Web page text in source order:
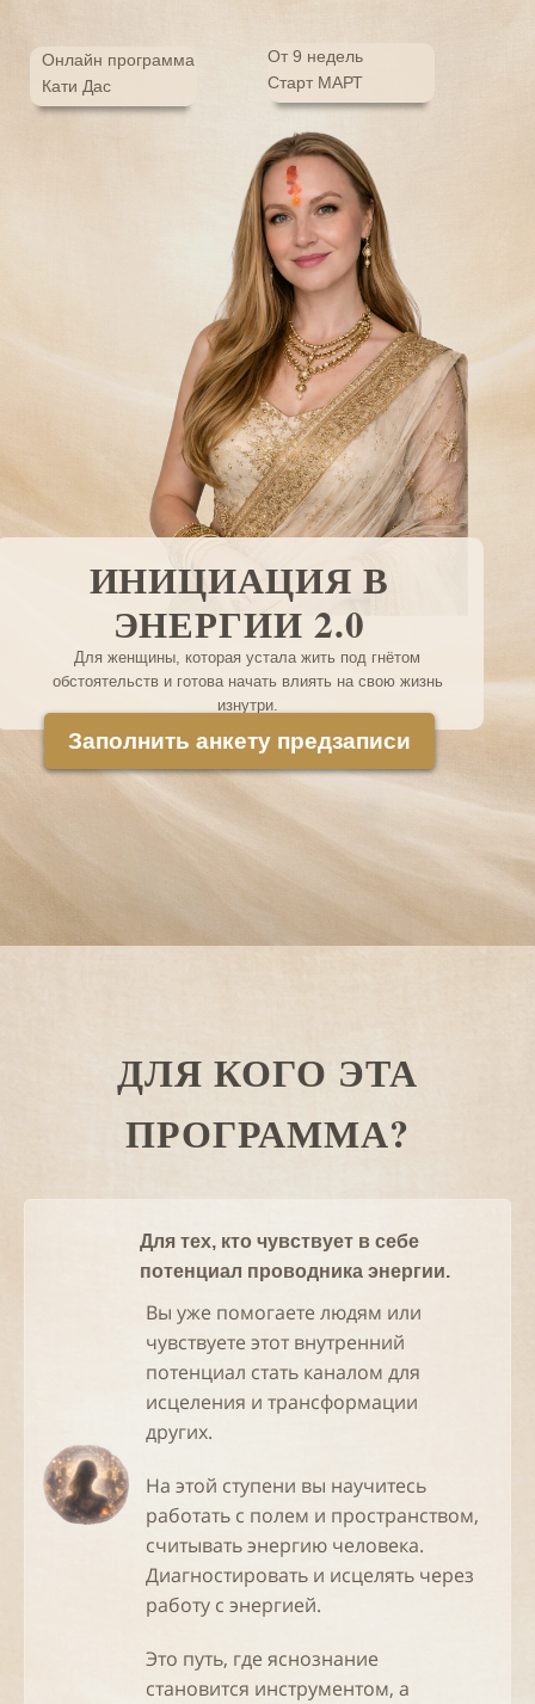
ИНИЦИАЦИЯ В
ЭНЕРГИИ 2.0
От 9 недель
Старт МАРТ
Онлайн программа
Кати Дас
Для женщины, которая устала жить под гнётом
обстоятельств и готова начать влиять на свою жизнь
изнутри.
Заполнить анкету предзаписи
ДЛЯ КОГО ЭТА
ПРОГРАММА?
Для тех, кто чувствует в себе
потенциал проводника энергии.
Вы уже помогаете людям или
чувствуете этот внутренний
потенциал стать каналом для
исцеления и трансформации
других.
На этой ступени вы научитесь
работать с полем и пространством,
считывать энергию человека.
Диагностировать и исцелять через
работу с энергией.
Это путь, где яснознание
становится инструментом, а